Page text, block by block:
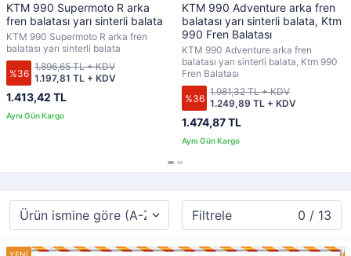
KTM 990 Supermoto R arka
fren balatası yarı sinterli balata
KTM 990 Supermoto R arka fren
balatası yarı sinterli balata
%36
1.413,42 TL
1.197,81 TL + KDV
1.896,65 TL + KDV
KTM 990 Adventure arka fren
balatası yarı sinterli balata, Ktm
990 Fren Balatası
KTM 990 Adventure arka fren
balatası yarı sinterli balata, Ktm 990
Fren Balatası
%36
1.474,87 TL
1.249,89 TL + KDV
1.981,32 TL + KDV
Filtrele 0 / 13